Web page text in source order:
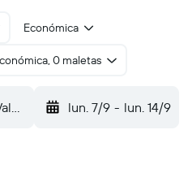
Económica
0 maletas
Valdez (VDZ) lun. 7/9 - lun. 14/9